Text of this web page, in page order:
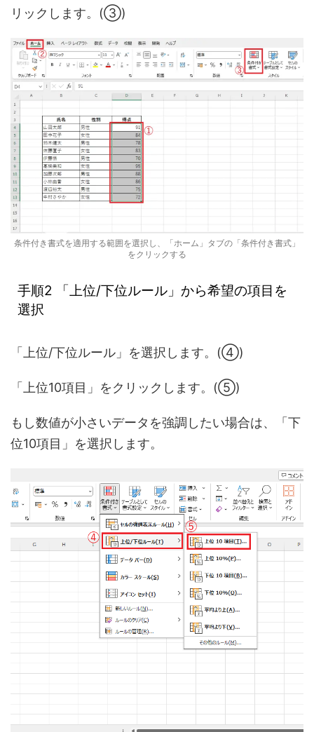
リックします。(③)
条件付き書式を適用する範囲を選択し、「ホーム」タブの「条件付き書式」
をクリックする
手順2 「上位/下位ルール」から希望の項目を
選択
「上位/下位ルール」を選択します。(④)
「上位10項目」をクリックします。(⑤)
もし数値が小さいデータを強調したい場合は、「下
位10項目」を選択します。